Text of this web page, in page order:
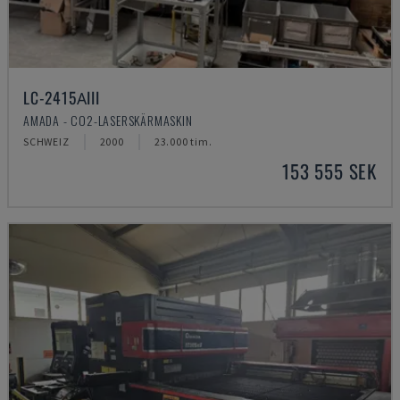
LC-2415ΑIII
AMADA - CO2-LASERSKÄRMASKIN
SCHWEIZ 2000 23.000 tim.
153 555 SEK